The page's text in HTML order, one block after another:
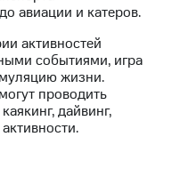
авиации и катеров.
активностей
событиями, игра
жизни.
проводить
дайвинг,